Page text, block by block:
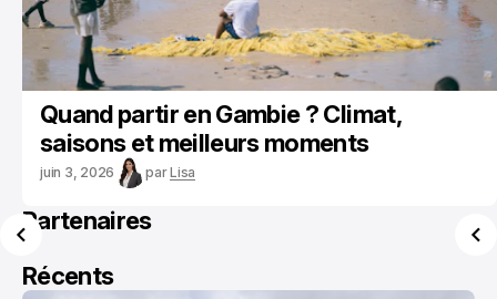
Quand partir en Gambie ? Climat,
saisons et meilleurs moments
juin 3, 2026 parLisa
Partenaires
Récents